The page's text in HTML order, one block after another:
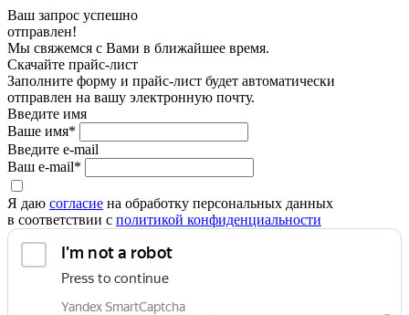
Ваш запрос успешно
отправлен!
Мы свяжемся с Вами в ближайшее время.
Скачайте прайс-лист
Заполните форму и прайс-лист будет автоматически
отправлен на вашу электронную почту.
Введите имя
Ваше имя*
Введите e-mail
Ваш e-mail*
Я даю согласие на обработку персональных данных
в соответствии с политикой конфиденциальности